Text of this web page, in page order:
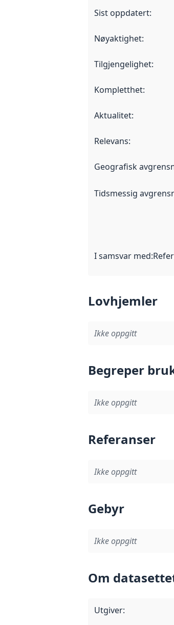
Sist oppdatert:
Nøyaktighet:
Tilgjengelighet:
Kompletthet:
Aktualitet:
Relevans:
Geografisk
Tidsmessig
I samsvar med:
Lovhjemler
Ikke oppgitt
Begreper
Ikke oppgitt
Referanser
Ikke oppgitt
Gebyr
Ikke oppgitt
Om
Utgiver: